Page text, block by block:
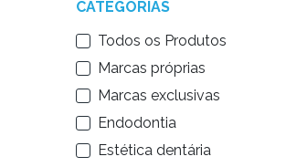
CATEGORÍAS
Todos os Produtos
Marcas próprias
Marcas exclusivas
Endodontia
Estética dentária